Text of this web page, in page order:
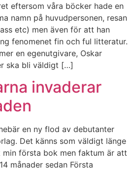
eftersom våra böcker hade en
namn på huvudpersonen, resan
etc) men även för att han
fenomenet fin och ful litteratur.
en egenutgivare, Oskar
ska bli väldigt […]
invaderar
en ny flod av debutanter
Det känns som väldigt länge
min första bok men faktum är att
månader sedan Första